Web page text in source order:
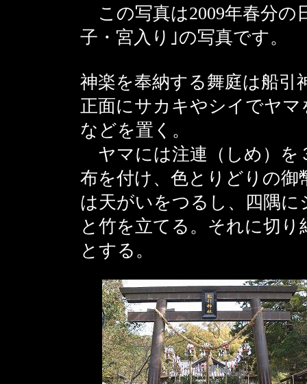
この写真は2009年春分の
子・宮入り｣の写真です。
神楽を奉納する舞庭は船引
正面にサカキやシイでヤ
などを置く。
ヤマには注連（しめ）を
布を付け、色とりどりの御
は天がいをつるし、四隅
と竹を立てる。それに切
とする。